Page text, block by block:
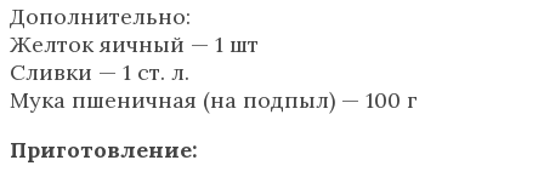
Дополнительно:
Желток яичный — 1 шт
Сливки — 1 ст. л.
Мука пшеничная (на подпыл) — 100 г
Приготовление: